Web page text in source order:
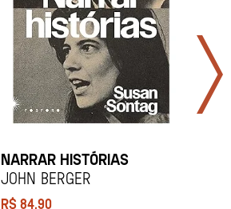
NARRAR HISTÓRIAS
John Berger
R$84,90